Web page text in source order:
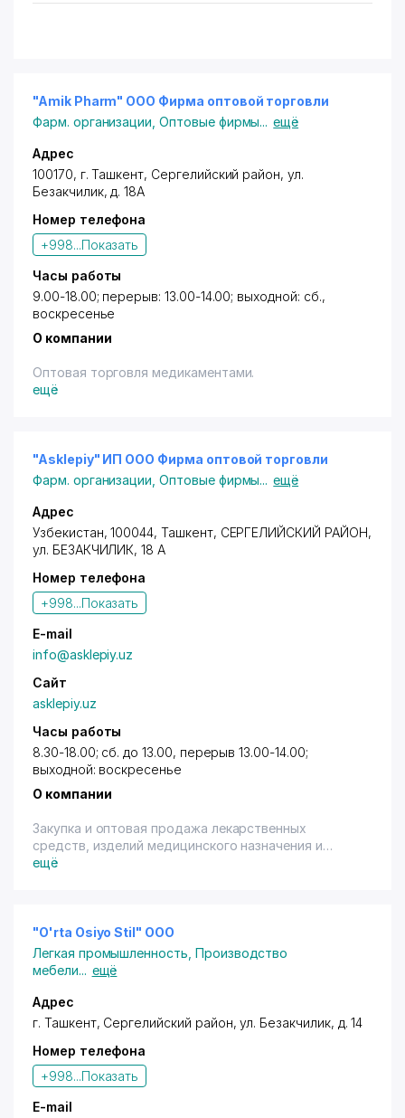
"Amik Pharm" ООО Фирма оптовой торговли
Фарм. организации ,Оптовые фирмы... ещё
Адрес
100170, г. Ташкент, Сергелийский район,ул.
Безакчилик, д. 18А
Номер телефона
+998...Показать
Часы работы
9.00-18.00; перерыв: 13.00-14.00; выходной: сб.,
воскресенье
О компании
Оптовая торговля медикаментами.
ещё
"Asklepiy" ИП ООО Фирма оптовой торговли
Фарм. организации ,Оптовые фирмы... ещё
Адрес
Узбекистан, 100044, Ташкент, СЕРГЕЛИЙСКИЙ РАЙОН,
ул. БЕЗАКЧИЛИК, 18 А
Номер телефона
+998...Показать
E-mail
info@asklepiy.uz
Сайт
asklepiy.uz
Часы работы
8.30-18.00; сб. до 13.00, перерыв 13.00-14.00;
выходной: воскресенье
О компании
Закупка и оптовая продажа лекарственных
средств, изделий медицинского назначения и
субстанций, их таможенная очистка, хранение,
ещё
"O'rta Osiyo Stil" ООО
Легкая промышленность Производство
мебели... ещё
Адрес
г. Ташкент, Сергелийский район,ул. Безакчилик, д. 14
Номер телефона
+998...Показать
E-mail